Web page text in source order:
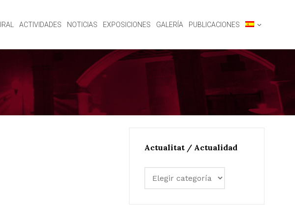
ACTIVIDADES NOTICIAS EXPOSICIONES GALERÍA PUBLICACIONES
Actualitat / Actualidad